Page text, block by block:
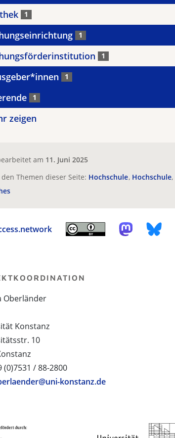
1
1
1
1
1
zeigen
am 11. Juni 2025
Themen dieser Seite: Hochschule Hochschule
Oberländer
Konstanz
10
(0)7531 / 88-2800
konstanz.de